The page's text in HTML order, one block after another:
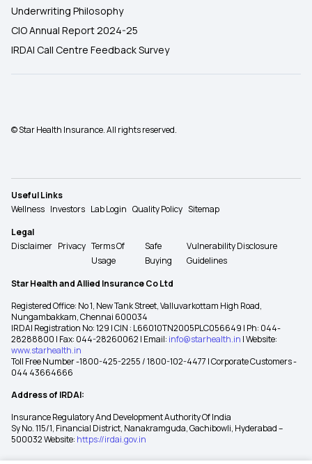
Underwriting Philosophy
CIO Annual Report 2024-25
IRDAI Call Centre Feedback Survey
© Star Health Insurance. All rights reserved.
Useful Links
Wellness Investors Lab Login Quality Policy Sitemap
Legal
Disclaimer Privacy Terms Of
Usage
Safe
Buying
Vulnerability Disclosure
Guidelines
Star Health and Allied Insurance Co Ltd
Registered Office: No 1, New Tank Street, Valluvarkottam High Road,
Nungambakkam, Chennai 600034
IRDAI Registration No: 129 | CIN : L66010TN2005PLC056649 | Ph: 044-
28288800 | Fax: 044-28260062 | Email: info@starhealth.in | Website:
www.starhealth.in
Toll Free Number -1800-425-2255 / 1800-102-4477 | Corporate Customers -
044 43664666
Address of IRDAI:
Insurance Regulatory And Development Authority Of India
Sy No. 115/1, Financial District, Nanakramguda, Gachibowli, Hyderabad –
500032 Website: https://irdai.gov.in